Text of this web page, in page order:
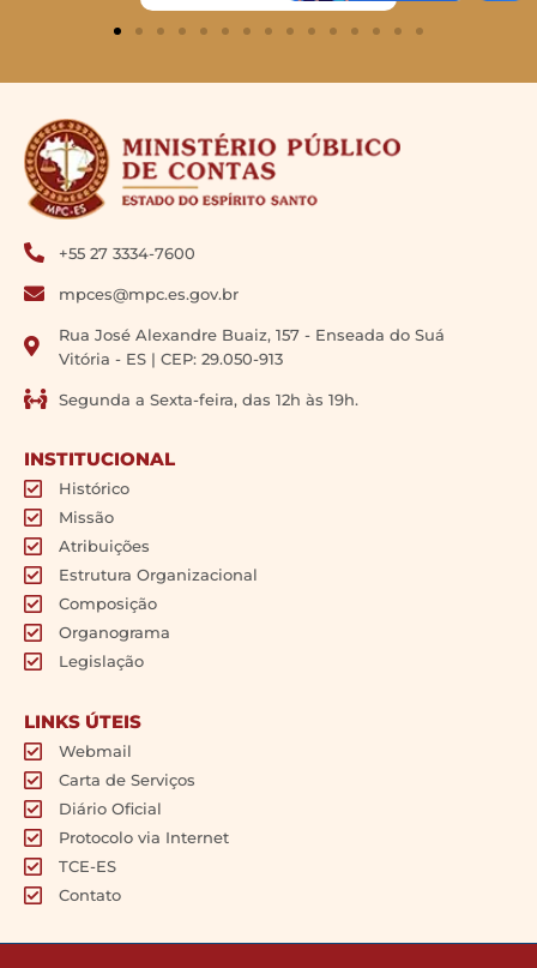
+55 27 3334-7600
mpces@mpc.es.gov.br
Rua José Alexandre Buaiz, 157 - Enseada do Suá
Vitória - ES | CEP: 29.050-913
Segunda a Sexta-feira, das 12h às 19h.
INSTITUCIONAL
Histórico
Missão
Atribuições
Estrutura Organizacional
Composição
Organograma
Legislação
LINKS ÚTEIS
Webmail
Carta de Serviços
Diário Oficial
Protocolo via Internet
TCE-ES
Contato